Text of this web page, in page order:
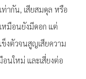
ท่ากัน, เสียสมดุล หรือ
หมือนยังมีดอก แต่
งตัวจนสูญเสียความ
นใหม่ และเสี่ยงต่อ